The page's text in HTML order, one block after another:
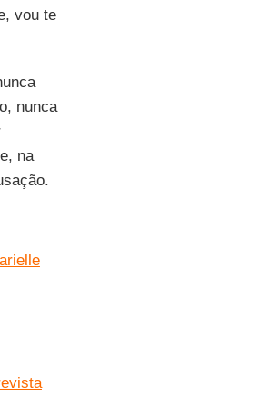
vou te
nunca
na